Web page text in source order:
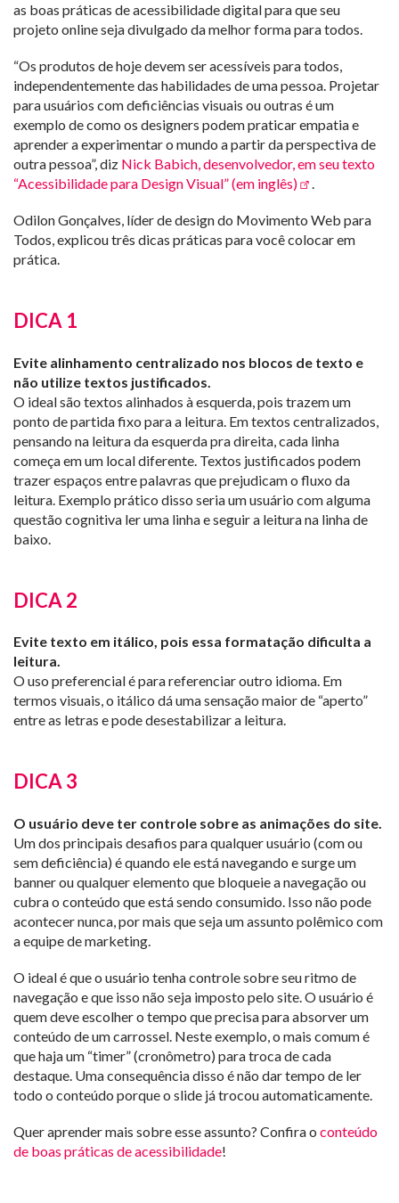
as boas práticas de acessibilidade digital para que seu
projeto online seja divulgado da melhor forma para todos.
“Os produtos de hoje devem ser acessíveis para todos,
independentemente das habilidades de uma pessoa. Projetar
para usuários com deficiências visuais ou outras é um
exemplo de como os designers podem praticar empatia e
aprender a experimentar o mundo a partir da perspectiva de
outra pessoa”, diz Nick Babich, desenvolvedor, em seu texto
“Acessibilidade para Design Visual” (em inglês)
.
Odilon Gonçalves, líder de design do Movimento Web para
Todos, explicou três dicas práticas para você colocar em
prática.
DICA 1
Evite alinhamento centralizado nos blocos de texto e
não utilize textos justificados.
O ideal são textos alinhados à esquerda, pois trazem um
ponto de partida fixo para a leitura. Em textos centralizados,
pensando na leitura da esquerda pra direita, cada linha
começa em um local diferente. Textos justificados podem
trazer espaços entre palavras que prejudicam o fluxo da
leitura. Exemplo prático disso seria um usuário com alguma
questão cognitiva ler uma linha e seguir a leitura na linha de
baixo.
DICA 2
Evite texto em itálico, pois essa formatação dificulta a
leitura.
O uso preferencial é para referenciar outro idioma. Em
termos visuais, o itálico dá uma sensação maior de “aperto”
entre as letras e pode desestabilizar a leitura.
DICA 3
O usuário deve ter controle sobre as animações do site.
Um dos principais desafios para qualquer usuário (com ou
sem deficiência) é quando ele está navegando e surge um
banner ou qualquer elemento que bloqueie a navegação ou
cubra o conteúdo que está sendo consumido. Isso não pode
acontecer nunca, por mais que seja um assunto polêmico com
a equipe de marketing.
O ideal é que o usuário tenha controle sobre seu ritmo de
navegação e que isso não seja imposto pelo site. O usuário é
quem deve escolher o tempo que precisa para absorver um
conteúdo de um carrossel. Neste exemplo, o mais comum é
que haja um “timer” (cronômetro) para troca de cada
destaque. Uma consequência disso é não dar tempo de ler
todo o conteúdo porque o slide já trocou automaticamente.
Quer aprender mais sobre esse assunto? Confira o conteúdo
de boas práticas de acessibilidade!